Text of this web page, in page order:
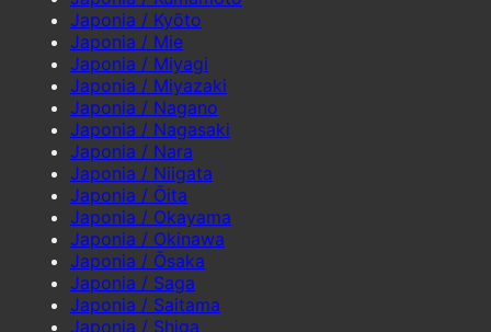
Japonia / Kyōto
Japonia / Mie
Japonia / Miyagi
Japonia / Miyazaki
Japonia / Nagano
Japonia / Nagasaki
Japonia / Nara
Japonia / Niigata
Japonia / Ōita
Japonia / Okayama
Japonia / Okinawa
Japonia / Ōsaka
Japonia / Saga
Japonia / Saitama
Japonia / Shiga